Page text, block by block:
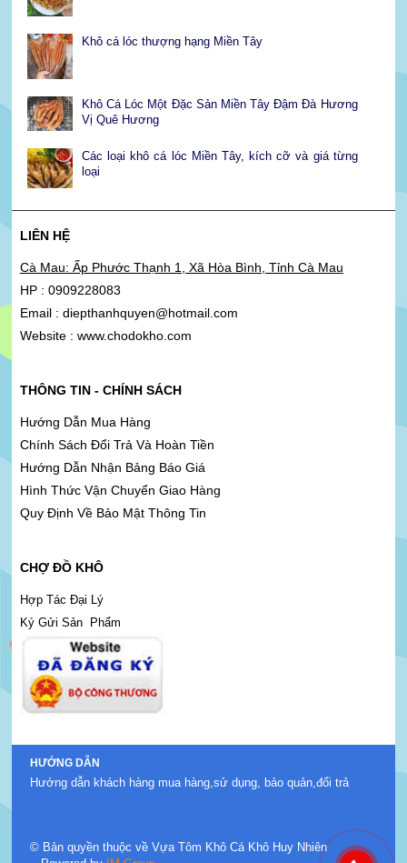
HƯỚNG DẪN
Hướng dẫn khách hàng mua hàng,sử dụng, bảo quản,đổi trả
Khô cá lóc thượng hạng Miền Tây
Khô Cá Lóc Một Đặc Sản Miền Tây Đậm Đà Hương
Vị Quê Hương
Các loại khô cá lóc Miền Tây, kích cỡ và giá từng
loại
LIÊN HỆ
Cà Mau: Ấp Phước Thạnh 1, Xã Hòa Bình, Tỉnh Cà Mau
HP : 0909228083
Email : diepthanhquyen@hotmail.com
Website : www.chodokho.com
THÔNG TIN - CHÍNH SÁCH
Hướng Dẫn Mua Hàng
Chính Sách Đổi Trả Và Hoàn Tiền
Hướng Dẫn Nhận Bảng Báo Giá
Hình Thức Vận Chuyển Giao Hàng
Quy Định Về Bảo Mật Thông Tin
CHỢ ĐỒ KHÔ
Hợp Tác Đại Lý
Ký Gửi Sản Phẩm
© Bản quyền thuộc về Vựa Tôm Khô Cá Khô Huy Nhiên